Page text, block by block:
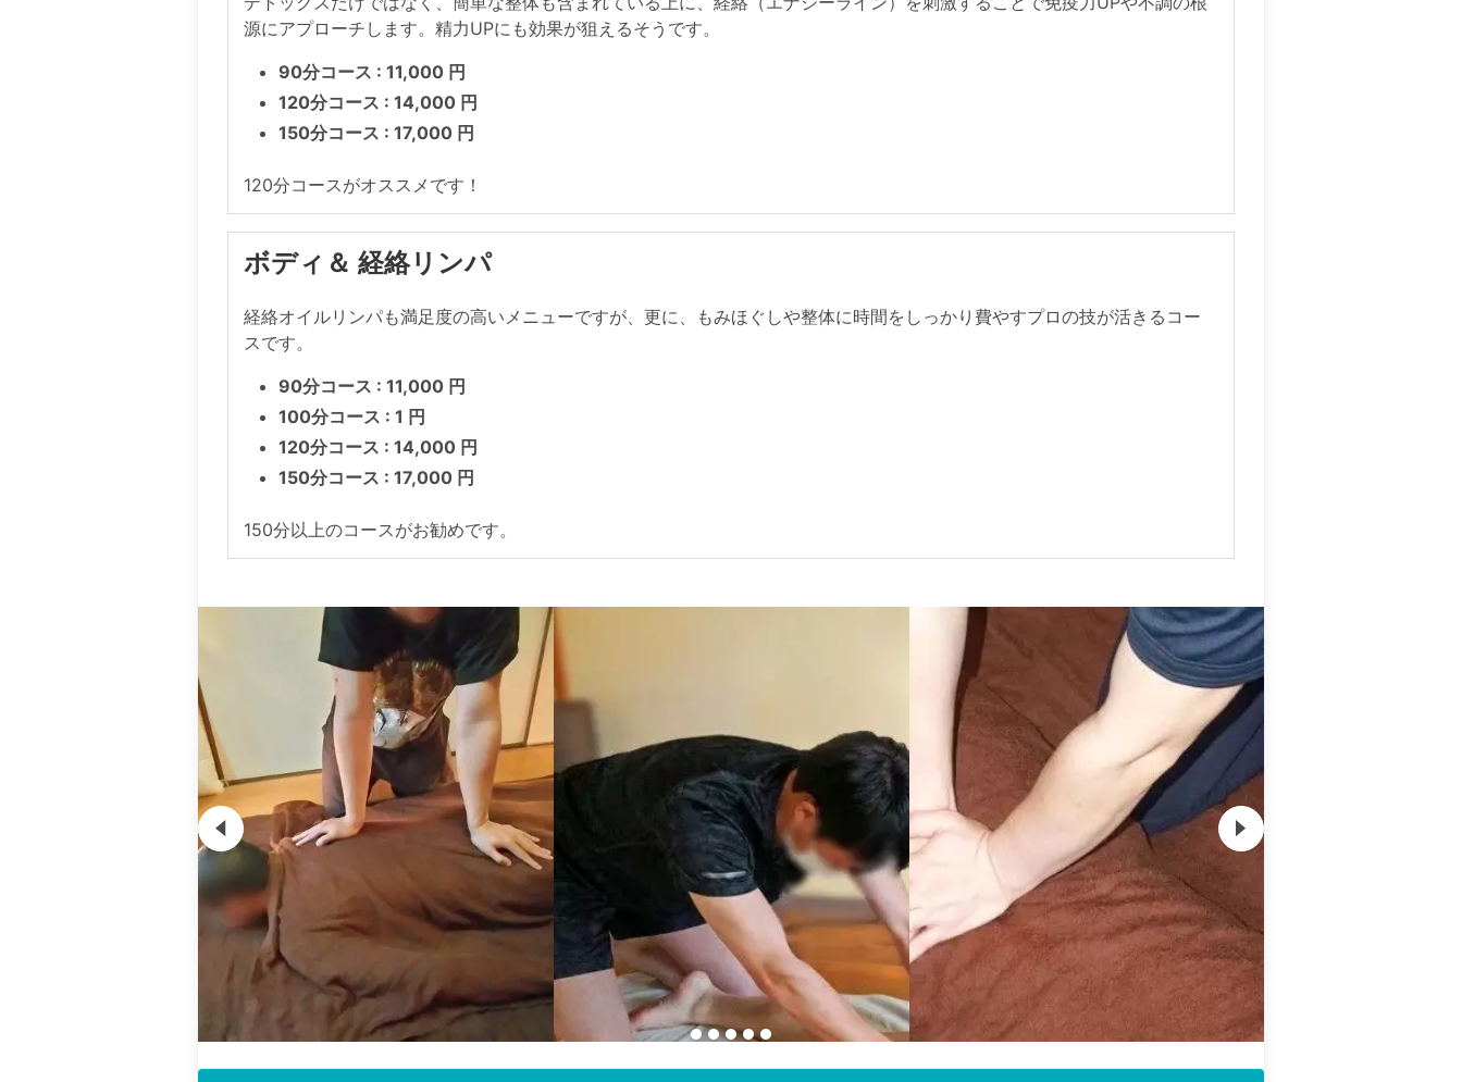
源にアプローチします。精力UPにも効果が狙えるそうです。
90分コース : 11,000 円
120分コース : 14,000 円
150分コース : 17,000 円
120分コースがオススメです！
ボディ＆ 経絡リンパ
経絡オイルリンパも満足度の高いメニューですが、更に、もみほぐしや整体に時間をしっかり費やすプロの技が活きるコー
スです。
90分コース : 11,000 円
100分コース : 1 円
120分コース : 14,000 円
150分コース : 17,000 円
150分以上のコースがお勧めです。